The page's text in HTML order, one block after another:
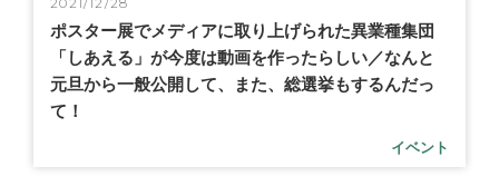
ポスター展でメディアに取り上げられた異業種集団
「しあえる」が今度は動画を作ったらしい／なんと
元旦から一般公開して、また、総選挙もするんだっ
て！
イベント